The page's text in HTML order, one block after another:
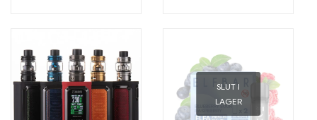
SLUT I
LAGER